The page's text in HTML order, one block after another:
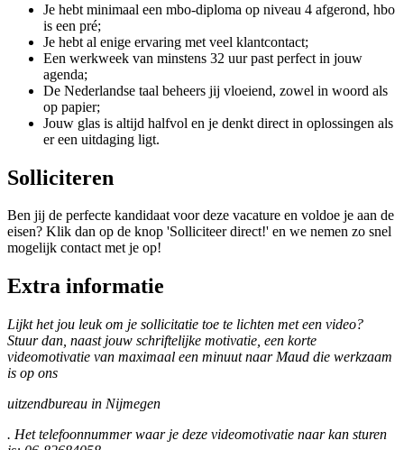
Je hebt minimaal een mbo-diploma op niveau 4 afgerond, hbo
is een pré;
Je hebt al enige ervaring met veel klantcontact;
Een werkweek van minstens 32 uur past perfect in jouw
agenda;
De Nederlandse taal beheers jij vloeiend, zowel in woord als
op papier;
Jouw glas is altijd halfvol en je denkt direct in oplossingen als
er een uitdaging ligt.
Solliciteren
Ben jij de perfecte kandidaat voor deze vacature en voldoe je aan de
eisen? Klik dan op de knop 'Solliciteer direct!' en we nemen zo snel
mogelijk contact met je op!
Extra informatie
Lijkt het jou leuk om je sollicitatie toe te lichten met een video?
Stuur dan, naast jouw schriftelijke motivatie, een korte
videomotivatie van maximaal een minuut naar Maud die werkzaam
is op ons
uitzendbureau in Nijmegen
. Het telefoonnummer waar je deze videomotivatie naar kan sturen